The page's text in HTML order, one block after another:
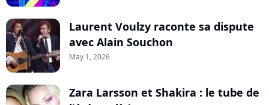
Laurent Voulzy raconte sa dispute
avec Alain Souchon
May 1, 2026
Zara Larsson et Shakira : le tube de